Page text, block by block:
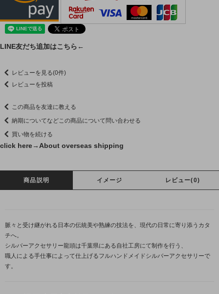
LINE友だち追加はこちら←
レビューを見る(0件)
レビューを投稿
この商品を友達に教える
納期についてなどこの商品について問い合わせる
買い物を続ける
click here→ About overseas shipping
商品説明 イメージ レビュー(0)
脈々と受け継がれる日本の伝統美や熟練の技法を、現代の日常に寄り添うカタ
チへ。
シルバーアクセサリー龍頭は千葉県にある自社工房にて制作を行う、
職人による手仕事によって仕上げるフルハンドメイドシルバーアクセサリーで
す。